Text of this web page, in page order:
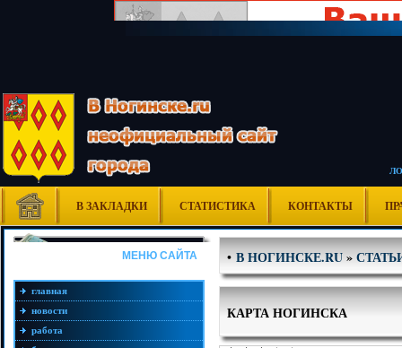
В ЗАКЛАДКИ СТАТИСТИКА КОНТАКТЫ
МЕНЮ САЙТА
главная
новости
работа
•В НОГИНСКЕ.RU»
КАРТА НОГИНСКА